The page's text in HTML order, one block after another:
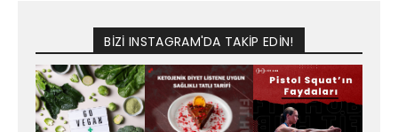
BİZİ INSTAGRAM'DA TAKİP EDİN!